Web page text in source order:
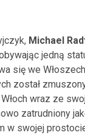
Michael
jedną
się we
został
wraz ze
zatrudniony
w swojej